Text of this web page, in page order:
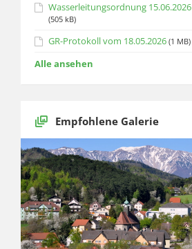
Wasserleitungsordnung 15.06.2026
(505 kB)
GR-Protokoll vom 18.05.2026 (1 MB)
Alle ansehen
Empfohlene Galerie